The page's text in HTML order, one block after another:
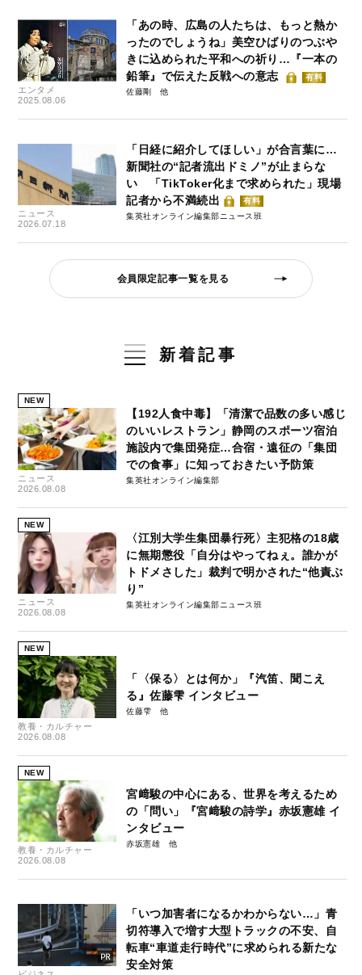
エンタメ
2025.08.06
「あの時、広島の人たちは、もっと熱か
ったのでしょうね」美空ひばりのつぶや
きに込められた平和への祈り…『一本の
鉛筆』で伝えた反戦への意志
有料
佐藤剛
ニュース
2026.07.18
「日経に紹介してほしい」が合言葉に…
新聞社の“記者流出ドミノ”が止まらな
い 「TikToker化まで求められた」現場
記者から不満続出
有料
集英社オンライン編集部ニュース班
会員限定記事一覧を見る
新着記事
NEW
ニュース
2026.08.08
【192人食中毒】「清潔で品数の多い感じ
のいいレストラン」静岡のスポーツ宿泊
施設内で集団発症…合宿・遠征の「集団
での食事」に知っておきたい予防策
集英社オンライン編集部
NEW
ニュース
2026.08.08
〈江別大学生集団暴行死〉主犯格の18歳
に無期懲役「自分はやってねぇ。誰かが
トドメさした」裁判で明かされた“他責ぶ
り”
集英社オンライン編集部ニュース班
NEW
教養・カルチャー
2026.08.08
「〈保る〉とは何か」『汽笛、聞こえ
る』佐藤雫 インタビュー
佐藤雫
NEW
教養・カルチャー
2026.08.08
宮﨑駿の中心にある、世界を考えるため
の「問い」『宮﨑駿の詩学』赤坂憲雄 イ
ンタビュー
赤坂憲雄
「いつ加害者になるかわからない…」青
切符導入で増す大型トラックの不安、自
転車“車道走行時代”に求められる新たな
安全対策